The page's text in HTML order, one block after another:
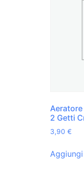
2 Getti
3,90 €